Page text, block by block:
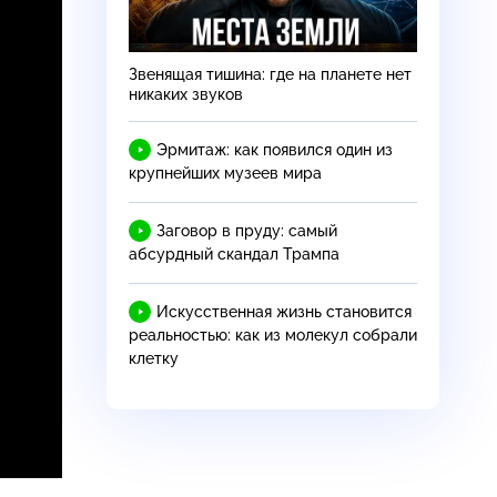
Звенящая тишина: где на планете нет
никаких звуков
Эрмитаж: как появился один из
крупнейших музеев мира
Заговор в пруду: самый
абсурдный скандал Трампа
Искусственная жизнь становится
реальностью: как из молекул собрали
клетку